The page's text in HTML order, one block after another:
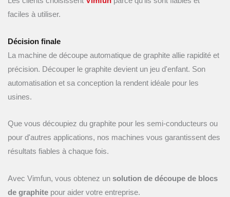
faciles à utiliser.
Décision finale
La machine de découpe automatique de graphite allie rapidité et
précision. Découper le graphite devient un jeu d'enfant. Son
automatisation et sa conception la rendent idéale pour les
usines.
Que vous découpiez du graphite pour les semi-conducteurs ou
pour d'autres applications, nos machines vous garantissent des
résultats fiables à chaque fois.
Avec Vimfun, vous obtenez un solution de découpe de blocs
de graphite pour aider votre entreprise.